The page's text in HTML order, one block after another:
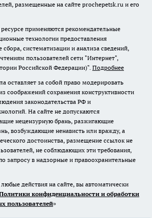
размещенные на сайте prochepetsk.ru и его
применяются рекомендательные
технологии предоставления
систематизации и анализа сведений,
пользователей сети "Интернет",
Российской Федерации)". Подробнее
оставляет за собой право модерировать
соображений сохранения конструктивности
законодательства РФ и
На сайте не допускаются
нецензурную брань, разжигающие
возбуждающие ненависть или вражду, а
достоинства, размещение ссылок не
не соблюдающих эти требования,
запросу в надзорные и правоохранительные
действия на сайте, вы автоматически
конфиденциальности и обработки
пользователей»